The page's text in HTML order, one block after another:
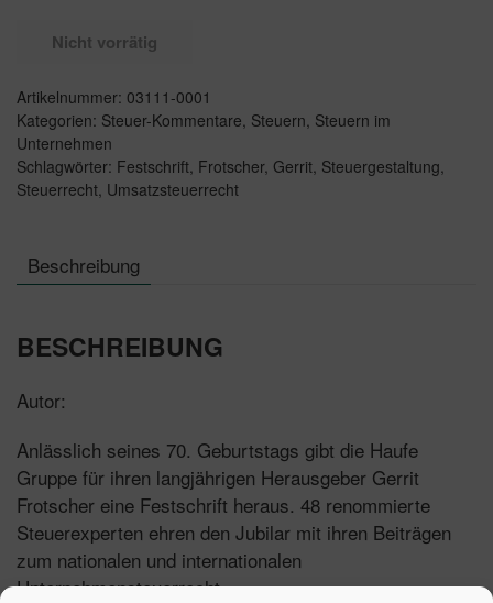
Nicht vorrätig
Artikelnummer: 03111-0001
Kategorien: Steuer-Kommentare, Steuern, Steuern im
Unternehmen
Schlagwörter: Festschrift, Frotscher, Gerrit, Steuergestaltung,
Steuerrecht, Umsatzsteuerrecht
Beschreibung
BESCHREIBUNG
Autor:
Anlässlich seines 70. Geburtstags gibt die Haufe
Gruppe für ihren langjährigen Herausgeber Gerrit
Frotscher eine Festschrift heraus. 48 renommierte
Steuerexperten ehren den Jubilar mit ihren Beiträgen
zum nationalen und internationalen
Unternehmensteuerrecht.